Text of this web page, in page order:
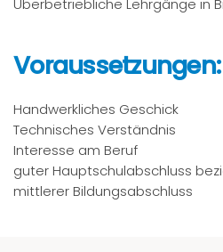
Voraussetzungen:
Handwerkliches Geschick
Technisches Verständnis
Interesse am Beruf
guter Hauptschulabschluss
mittlerer Bildungsabschluss